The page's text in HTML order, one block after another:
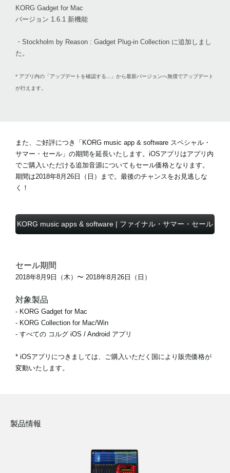
KORG Gadget for Mac
バージョン 1.6.1 新機能
・Stockholm by Reason : Gadget Plug-in Collection に追加しまし
た。
* アプリ内の「アップデートを確認する...」から最新バージョンへ無償でアップデート
が行えます。
また、ご好評につき「KORG music app & software スペシャル・
サマー・セール」の期間を延長いたします。iOSアプリはアプリ内
でご購入いただける追加音源についてもセール価格となります。
期間は2018年8月26日（日）まで。最後のチャンスをお見逃しな
く！
KORG music apps & software | ファイナル・サマー・セール
セール期間
2018年8月9日（木）〜 2018年8月26日（日）
対象製品
- KORG Gadget for Mac
- KORG Collection for Mac/Win
- すべての コルグ iOS / Android アプリ
* iOSアプリにつきましては、ご購入いただく国により販売価格が
変動いたします。
製品情報